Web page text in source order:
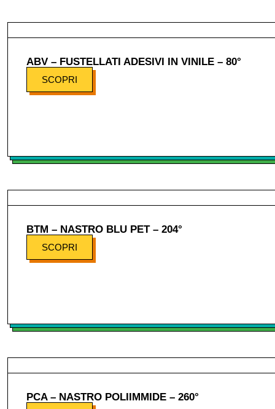
ABV – FUSTELLATI ADESIVI IN VINILE – 80°
SCOPRI
BTM – NASTRO BLU PET – 204°
SCOPRI
PCA – NASTRO POLIIMMIDE – 260°